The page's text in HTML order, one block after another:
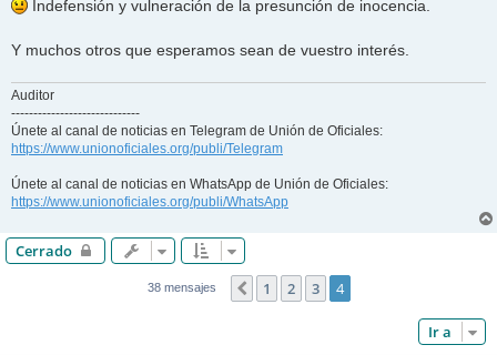
Indefensión y vulneración de la presunción de inocencia.
Y muchos otros que esperamos sean de vuestro interés.
Auditor
-----------------------------
Únete al canal de noticias en Telegram de Unión de Oficiales:
https://www.unionoficiales.org/publi/Telegram
Únete al canal de noticias en WhatsApp de Unión de Oficiales:
https://www.unionoficiales.org/publi/WhatsApp
Cerrado
38 mensajes Anterior
1 2 3 4
Ir a